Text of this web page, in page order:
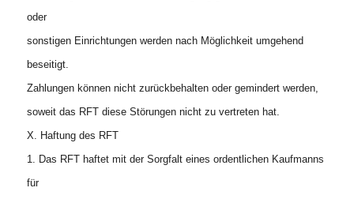
oder
sonstigen Einrichtungen werden nach Möglichkeit umgehend
beseitigt.
Zahlungen können nicht zurückbehalten oder gemindert werden,
soweit das RFT diese Störungen nicht zu vertreten hat.
X. Haftung des RFT
1. Das RFT haftet mit der Sorgfalt eines ordentlichen Kaufmanns
für